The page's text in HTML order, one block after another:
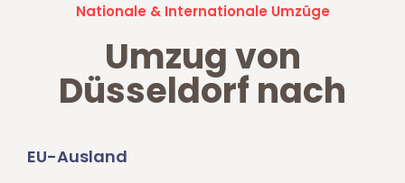
Nationale & Internationale Umzüge
Umzug von
Düsseldorf nach
EU-Ausland